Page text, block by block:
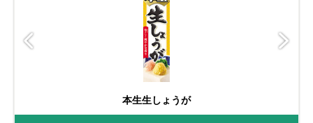
本生生しょうが